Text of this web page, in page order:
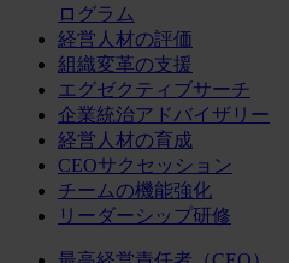
ログラム
経営人材の評価
組織変革の支援
エグゼクティブサーチ
企業統治アドバイザリー
経営人材の育成
CEOサクセッション
チームの機能強化
リーダーシップ研修